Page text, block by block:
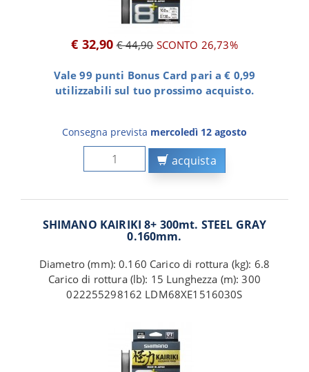
€ 32,90 € 44,90SCONTO 26,73%
Vale 99 punti Bonus Card pari a € 0,99
utilizzabili sul tuo prossimo acquisto.
Consegna prevista mercoledì 12 agosto
acquista
SHIMANO KAIRIKI 8+ 300mt. STEEL GRAY
0.160mm.
Diametro (mm): 0.160 Carico di rottura (kg): 6.8
Carico di rottura (lb): 15 Lunghezza (m): 300
022255298162 LDM68XE1516030S